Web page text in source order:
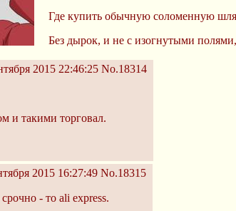
Где купить обычную соломенную
Без дырок, и не с изогнутыми
2015 22:46:25 No.18314
и такими торговал.
2015 16:27:49 No.18315
- то ali express.